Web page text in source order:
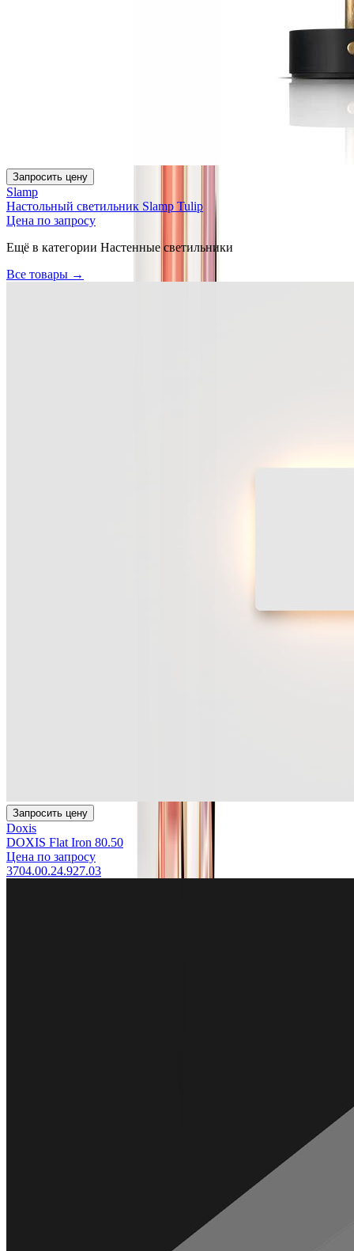
Запросить цену
Slamp
Настольный светильник Slamp Tulip
Цена по запросу
Ещё в категории Настенные светильники
Все товары →
Запросить цену
Doxis
DOXIS Flat Iron 80.50
Цена по запросу
3704.00.24.927.03